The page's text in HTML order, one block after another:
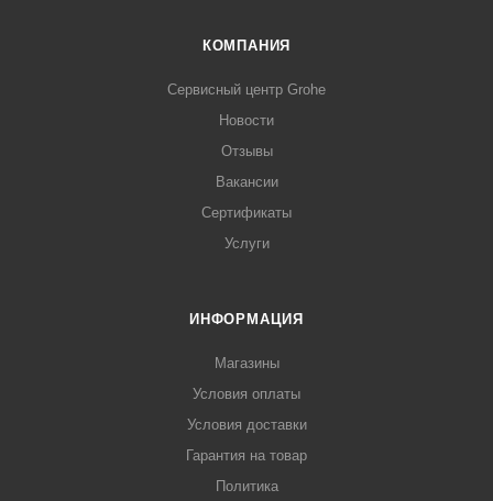
КОМПАНИЯ
Сервисный центр Grohe
Новости
Отзывы
Вакансии
Сертификаты
Услуги
ИНФОРМАЦИЯ
Магазины
Условия оплаты
Условия доставки
Гарантия на товар
Политика